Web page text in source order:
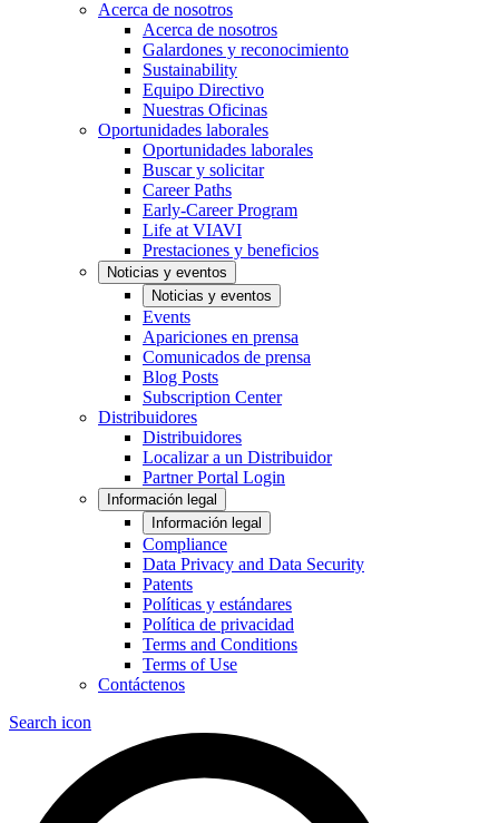
Acerca de nosotros
Acerca de nosotros
Galardones y reconocimiento
Sustainability
Equipo Directivo
Nuestras Oficinas
Oportunidades laborales
Oportunidades laborales
Buscar y solicitar
Career Paths
Early-Career Program
Life at VIAVI
Prestaciones y beneficios
Noticias y eventos
Noticias y eventos
Events
Apariciones en prensa
Comunicados de prensa
Blog Posts
Subscription Center
Distribuidores
Distribuidores
Localizar a un Distribuidor
Partner Portal Login
Información legal
Información legal
Compliance
Data Privacy and Data Security
Patents
Políticas y estándares
Política de privacidad
Terms and Conditions
Terms of Use
Contáctenos
Search icon